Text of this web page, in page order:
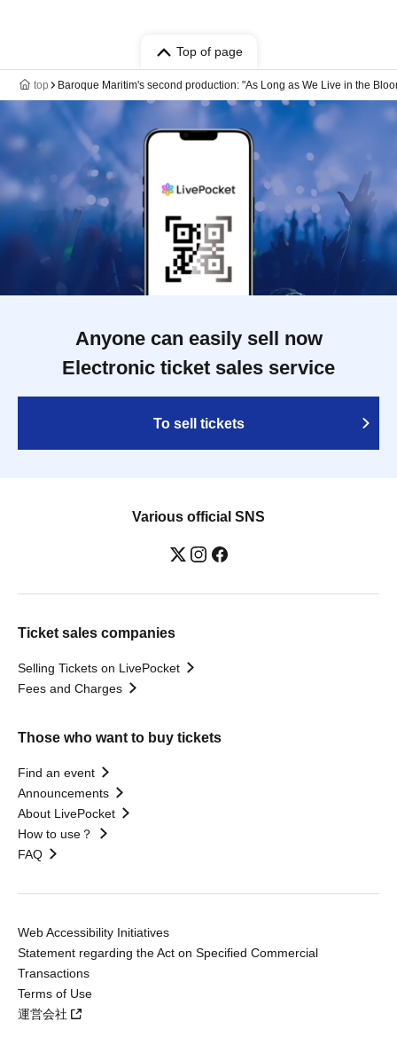
Top of page
top Baroque Maritim's second production: "As Long as We Live in the
Anyone can easily sell now
Electronic ticket sales service
To sell tickets
Various official SNS
Ticket sales companies
Selling Tickets on LivePocket
Fees and Charges
Those who want to buy tickets
Find an event
Announcements
About LivePocket
How to use？
FAQ
Web Accessibility Initiatives
Statement regarding the Act on Specified Commercial
Transactions
Terms of Use
運営会社